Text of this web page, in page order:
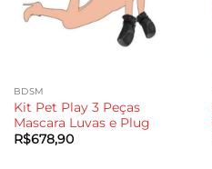
BDSM
Kit Pet Play 3 Peças
Mascara Luvas e Plug
R$678,90